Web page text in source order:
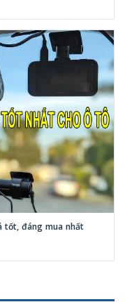
tốt, đáng mua nhất